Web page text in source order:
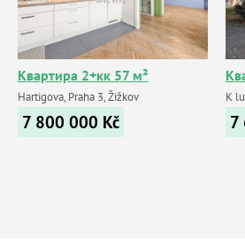
Квартира 2+кк 57 м²
Hartigova, Praha 3, Žižkov
7 800 000 Kč
K
7